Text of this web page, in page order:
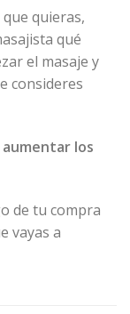
quieras,
qué
el masaje y
consideres
los
de tu compra
vayas a